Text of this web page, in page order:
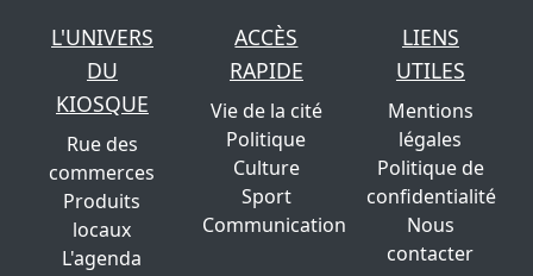
L'UNIVERS
DU
KIOSQUE
Rue des
commerces
Produits
locaux
L'agenda
ACCÈS
RAPIDE
Vie de la cité
Politique
Culture
Sport
Communication
LIENS
UTILES
Mentions
légales
Politique de
confidentialité
Nous
contacter